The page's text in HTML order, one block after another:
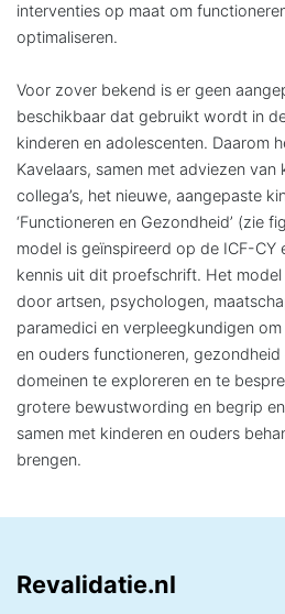
interventies op maat om
optimaliseren.
Voor zover bekend is er geen
beschikbaar dat gebruikt wordt in
kinderen en adolescenten. Daarom
Kavelaars, samen met adviezen van
collega’s, het nieuwe, aangepaste
‘Functioneren en Gezondheid’ (zie
model is geïnspireerd op de ICF-CY
kennis uit dit proefschrift. Het
door artsen, psychologen,
paramedici en verpleegkundigen
en ouders functioneren,
domeinen te exploreren en te
grotere bewustwording en begrip
samen met kinderen en ouders
brengen.
Revalidatie.nl